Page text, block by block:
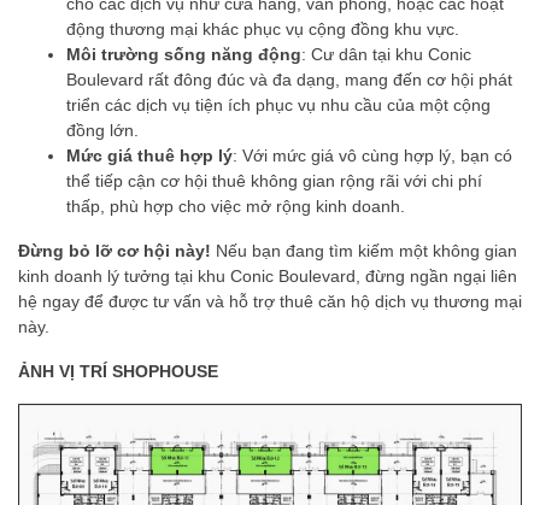
động thương mại khác phục vụ cộng đồng khu vực.
Môi trường sống năng động: Cư dân tại khu Conic
Boulevard rất đông đúc và đa dạng, mang đến cơ hội phát
triển các dịch vụ tiện ích phục vụ nhu cầu của một cộng
đồng lớn.
Mức giá thuê hợp lý: Với mức giá vô cùng hợp lý, bạn có
thể tiếp cận cơ hội thuê không gian rộng rãi với chi phí
thấp, phù hợp cho việc mở rộng kinh doanh.
Đừng bỏ lỡ cơ hội này! Nếu bạn đang tìm kiếm một không gian
kinh doanh lý tưởng tại khu Conic Boulevard, đừng ngần ngại liên
hệ ngay để được tư vấn và hỗ trợ thuê căn hộ dịch vụ thương mại
này.
ẢNH VỊ TRÍ SHOPHOUSE